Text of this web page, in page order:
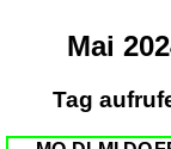
Mai
Tag